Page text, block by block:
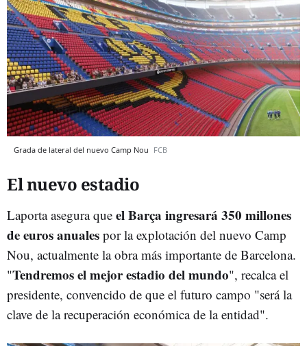
Grada de lateral del nuevo Camp Nou FCB
El nuevo estadio
Laporta asegura que el Barça ingresará 350 millones
de euros anuales por la explotación del nuevo Camp
Nou, actualmente la obra más importante de Barcelona.
"Tendremos el mejor estadio del mundo", recalca el
presidente, convencido de que el futuro campo "será la
clave de la recuperación económica de la entidad".